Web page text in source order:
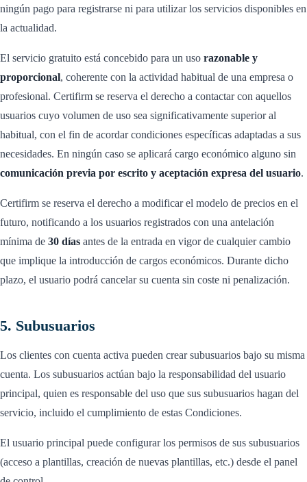
ningún pago para registrarse ni para utilizar los servicios disponibles en
la actualidad.
El servicio gratuito está concebido para un uso razonable y
proporcional, coherente con la actividad habitual de una empresa o
profesional. Certifirm se reserva el derecho a contactar con aquellos
usuarios cuyo volumen de uso sea significativamente superior al
habitual, con el fin de acordar condiciones específicas adaptadas a sus
necesidades. En ningún caso se aplicará cargo económico alguno sin
comunicación previa por escrito y aceptación expresa del usuario.
Certifirm se reserva el derecho a modificar el modelo de precios en el
futuro, notificando a los usuarios registrados con una antelación
mínima de 30 días antes de la entrada en vigor de cualquier cambio
que implique la introducción de cargos económicos. Durante dicho
plazo, el usuario podrá cancelar su cuenta sin coste ni penalización.
5. Subusuarios
Los clientes con cuenta activa pueden crear subusuarios bajo su misma
cuenta. Los subusuarios actúan bajo la responsabilidad del usuario
principal, quien es responsable del uso que sus subusuarios hagan del
servicio, incluido el cumplimiento de estas Condiciones.
El usuario principal puede configurar los permisos de sus subusuarios
(acceso a plantillas, creación de nuevas plantillas, etc.) desde el panel